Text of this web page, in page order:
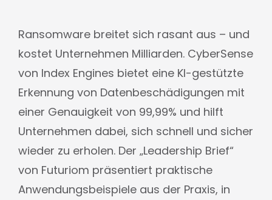
Ransomware breitet sich rasant aus – und
kostet Unternehmen Milliarden. CyberSense
von Index Engines bietet eine KI-gestützte
Erkennung von Datenbeschädigungen mit
einer Genauigkeit von 99,99% und hilft
Unternehmen dabei, sich schnell und sicher
wieder zu erholen. Der „Leadership Brief“
von Futuriom präsentiert praktische
Anwendungsbeispiele aus der Praxis, in